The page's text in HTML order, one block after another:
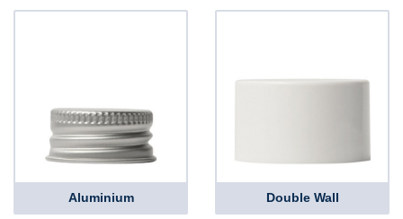
Aluminium Double Wall